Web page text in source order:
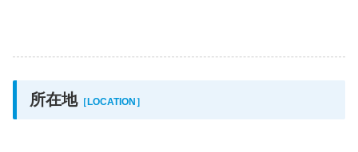
所在地［LOCATION］